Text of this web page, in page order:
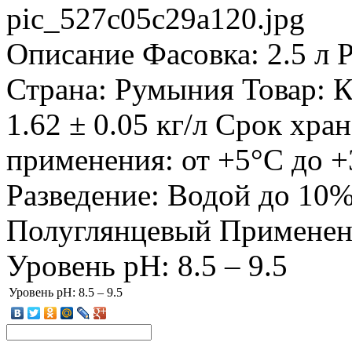
pic_527c05c29a120.jpg
Описание Фасовка: 2.5 л
Страна: Румыния Товар:
1.62 ± 0.05 кг/л Срок
применения: от +5°С до
Разведение: Водой до
Полуглянцевый
Уровень pH: 8.5 – 9.5
Уровень pH: 8.5 – 9.5